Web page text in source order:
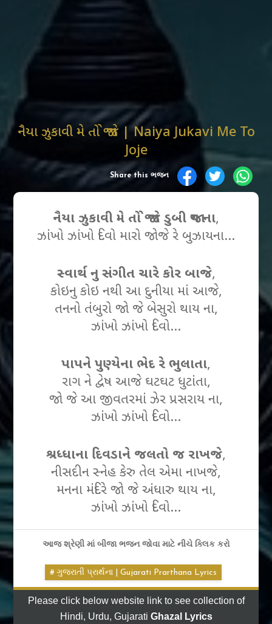
નૈયા ઝુકાવી મે તો જો જે | Naiya Jukavi Me To
Joje
Share this ભજન
નૈયા ઝુકાવી મે તો જો જે ડુબી જાય ના,
ઝાંખો ઝાંખો દિવો મારો જોજે રે બુઝાયના…
સ્વાર્થ નુ સંગીત ચારે કોર બાજે,
કોઇનુ કોઇ નથી આ દુનીયા માં આજે,
તનનો તંબુરો જો જે બેસુરો થાય ના,
ઝાંખો ઝાંખો દિવો…
પાપને પુણ્યેના ભેદ રે ભુલાતા,
રાગ ને દ્વેષ આજે ઘટઘટ ધુટાંતા,
જો જે આ જીવતરમાં ઝેર પ્રસરાય ના,
ઝાંખો ઝાંખો દિવો…
શ્રધ્ધાના દિવડાને જલતો જ રાખજે,
નીસદીન સ્નેહ કેરુ તેલ એમા નાખજે,
મનના મંદિરે જો જે અંધારુ થાય ના,
ઝાંખો ઝાંખો દિવો…
આજ શ્રેણી માં બીજા ભજન જોવા માટે નીચે ક્લિક કરો
ગુજરાતી પ્રાર્થના | Gujarati Prarthana Lyrics
Please click below website link to see collection of
Hindi, Urdu, Gujarati Ghazal Lyrics